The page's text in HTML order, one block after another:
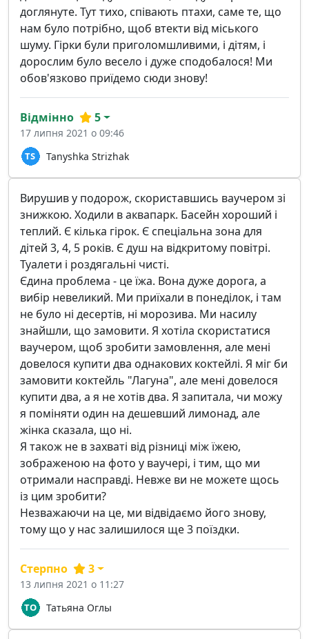
доглянуте. Тут тихо, співають птахи, саме те, що
нам було потрібно, щоб втекти від міського
шуму. Гірки були приголомшливими, і дітям, і
дорослим було весело і дуже сподобалося! Ми
обов'язково приїдемо сюди знову!
Tanyshka Strizhak
Відмінно 5
17 липня 2021 о 09:46
Вирушив у подорож, скориставшись ваучером зі
знижкою. Ходили в аквапарк. Басейн хороший і
теплий. Є кілька гірок. Є спеціальна зона для
дітей 3, 4, 5 років. Є душ на відкритому повітрі.
Туалети і роздягальні чисті.
Єдина проблема - це їжа. Вона дуже дорога, а
вибір невеликий. Ми приїхали в понеділок, і там
не було ні десертів, ні морозива. Ми насилу
знайшли, що замовити. Я хотіла скористатися
ваучером, щоб зробити замовлення, але мені
довелося купити два однакових коктейлі. Я міг би
замовити коктейль "Лагуна", але мені довелося
купити два, а я не хотів два. Я запитала, чи можу
я поміняти один на дешевший лимонад, але
жінка сказала, що ні.
Я також не в захваті від різниці між їжею,
зображеною на фото у ваучері, і тим, що ми
отримали насправді. Невже ви не можете щось
із цим зробити?
Незважаючи на це, ми відвідаємо його знову,
тому що у нас залишилося ще 3 поїздки.
Татьяна Оглы
Стерпно 3
13 липня 2021 о 11:27